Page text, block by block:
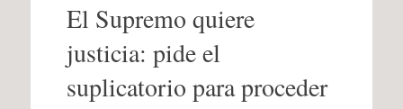
contenidoEl Supremo quiere
justicia: pide el
suplicatorio para proceder